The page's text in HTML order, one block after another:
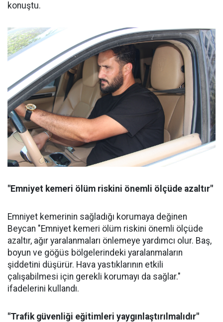
konuştu.
"Emniyet kemeri ölüm riskini önemli ölçüde azaltır"
Emniyet kemerinin sağladığı korumaya değinen
Beycan "Emniyet kemeri ölüm riskini önemli ölçüde
azaltır, ağır yaralanmaları önlemeye yardımcı olur. Baş,
boyun ve göğüs bölgelerindeki yaralanmaların
şiddetini düşürür. Hava yastıklarının etkili
çalışabilmesi için gerekli korumayı da sağlar."
ifadelerini kullandı.
"Trafik güvenliği eğitimleri yaygınlaştırılmalıdır"